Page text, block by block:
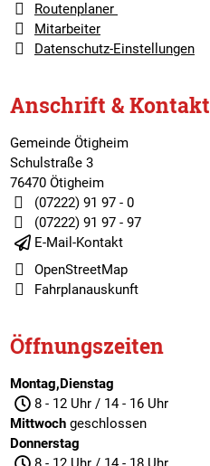
Routenplaner
Mitarbeiter
Datenschutz-Einstellungen
Anschrift & Kontakt
Gemeinde Ötigheim
Schulstraße 3
76470 Ötigheim
(07222) 91 97 - 0
(07222) 91 97 - 97
E-Mail-Kontakt
OpenStreetMap
Fahrplanauskunft
Öffnungszeiten
Montag,Dienstag
8 - 12 Uhr / 14 - 16 Uhr
Mittwochgeschlossen
Donnerstag